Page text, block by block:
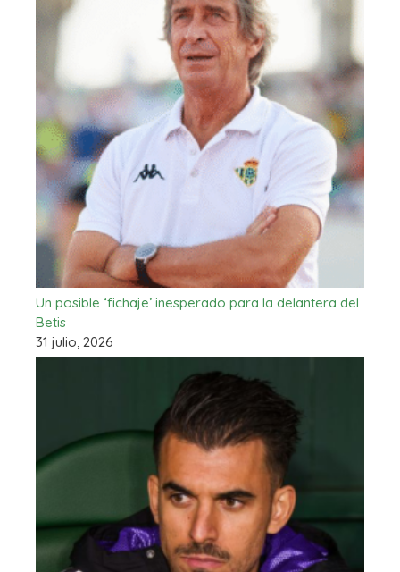
Un posible ‘fichaje’ inesperado para la delantera del
Betis
31 julio, 2026